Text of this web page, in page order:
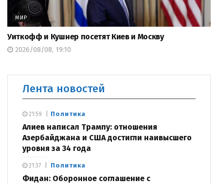
МИР
Уиткофф и Кушнер посетят Киев и Москву
2026/08/08, 19:10
Лента новостей
Политика
Алиев написал Трампу: отношения
Азербайджана и США достигли наивысшего
уровня за 34 года
21:59
Политика
Фидан: Оборонное соглашение с
21:37